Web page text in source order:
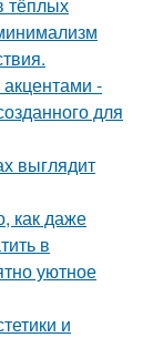
-
для
выглядит
как даже
в
уютное
и